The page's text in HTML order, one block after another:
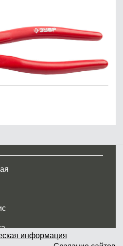
информация